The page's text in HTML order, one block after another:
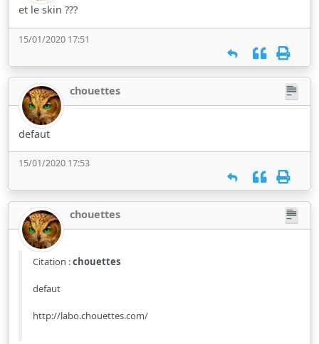
et le skin ???
15/01/2020 17:51
chouettes
defaut
15/01/2020 17:53
chouettes
Citation :chouettes
defaut
http://labo.chouettes.com/